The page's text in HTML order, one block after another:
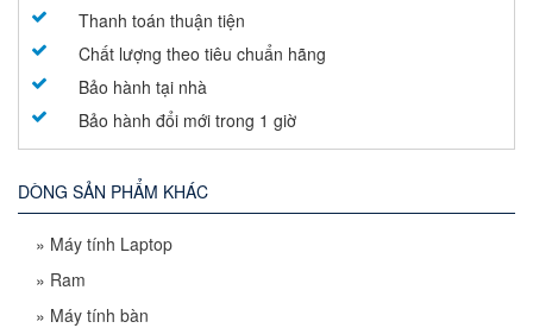
Thanh toán thuận tiện
Chất lượng theo tiêu chuẩn hãng
Bảo hành tại nhà
Bảo hành đổi mới trong 1 giờ
DÒNG SẢN PHẨM KHÁC
» Máy tính Laptop
» Ram
» Máy tính bàn